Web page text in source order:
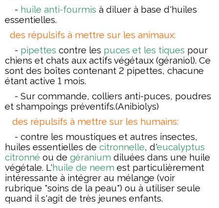
- huile anti-fourmis à diluer à base d'huiles
essentielles.
des répulsifs à mettre sur les animaux:
- pipettes contre les puces et les tiques pour
chiens et chats aux actifs végétaux (géraniol). Ce
sont des boîtes contenant 2 pipettes, chacune
étant active 1 mois.
- Sur commande, colliers anti-puces, poudres
et shampoings préventifs.(Anibiolys)
des répulsifs à mettre sur les humains:
- contre les moustiques et autres insectes,
huiles essentielles de citronnelle, d'eucalyptus
citronné ou de géranium diluées dans une huile
végétale. L'huile de neem est particulièrement
intéressante à intégrer au mélange (voir
rubrique "soins de la peau") ou à utiliser seule
quand il s'agit de très jeunes enfants.